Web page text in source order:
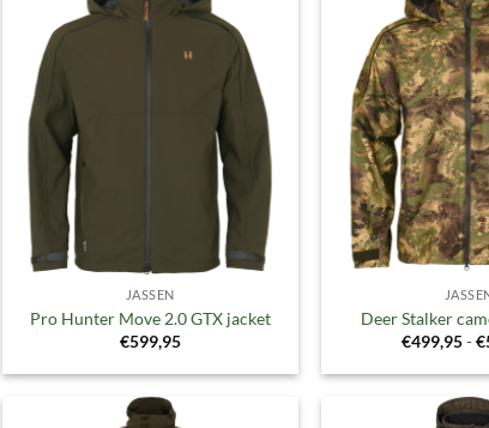
Toevoegen
aan
verlanglijst
JASSEN
Pro Hunter Move 2.0 GTX jacket
€599,95
Deer Stalker
€499,95-€